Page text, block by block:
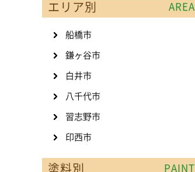
エリア別 AREA
船橋市
鎌ヶ谷市
白井市
八千代市
習志野市
印西市
塗料別 PAINT